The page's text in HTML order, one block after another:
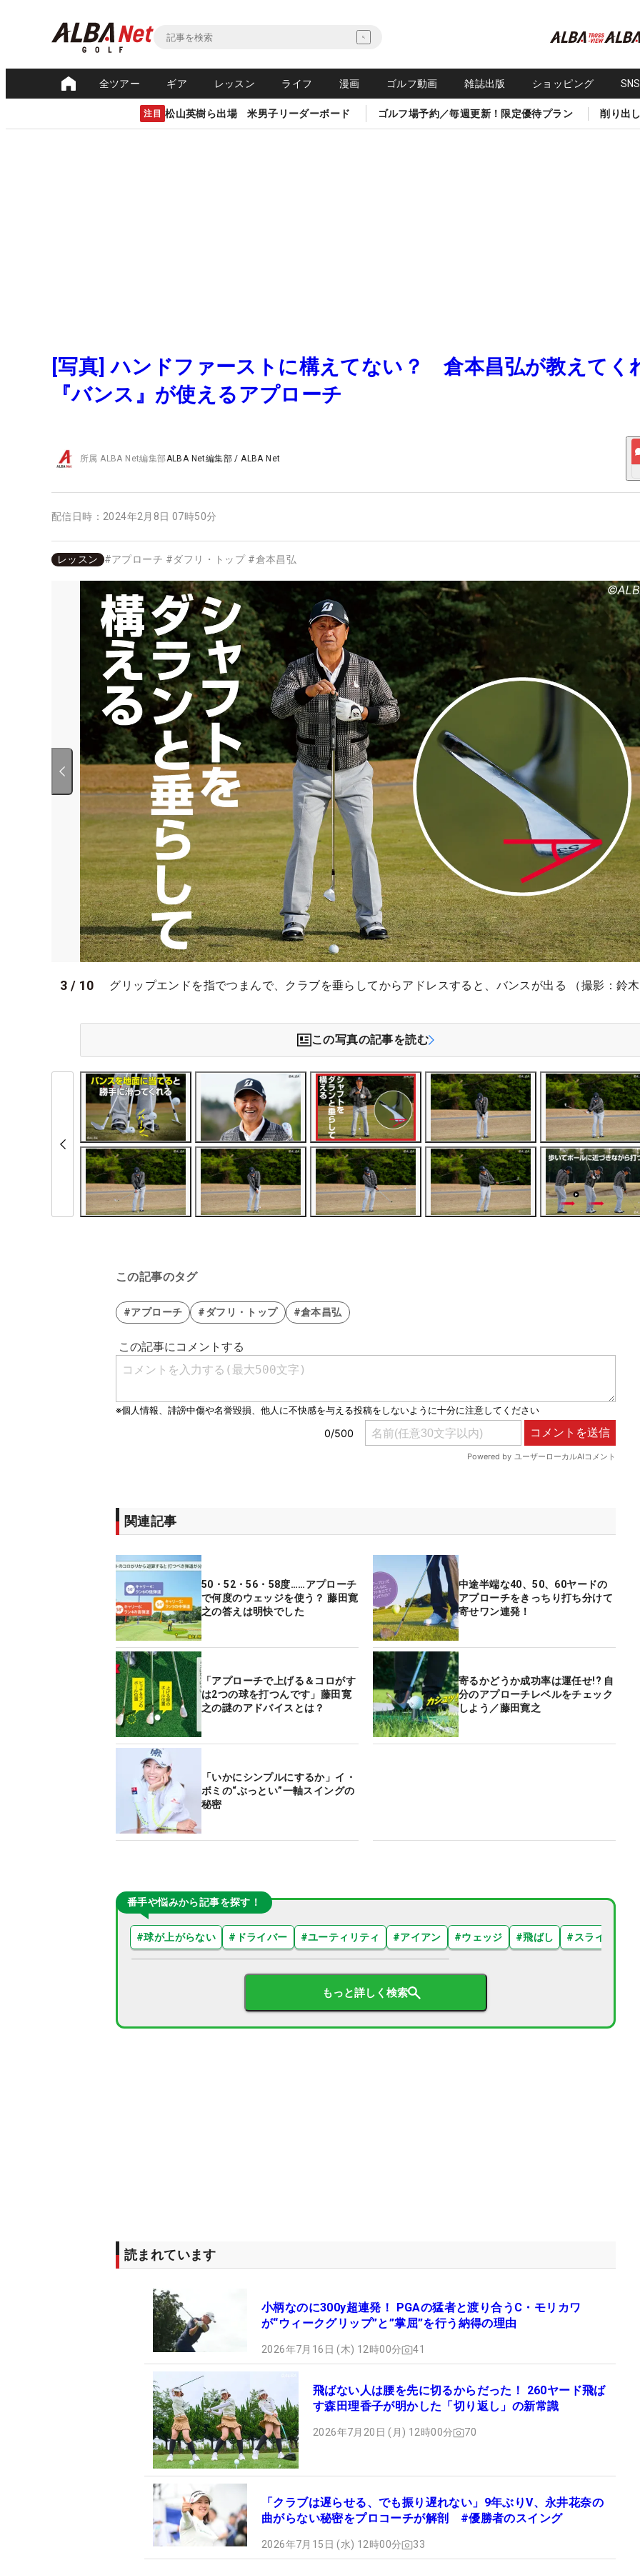
全ツアー ギア レッスン ライフ 漫画 ゴルフ動画 雑誌出版 ショッピング
注目 松山英樹ら出場 米男子リーダーボード ゴルフ場予約／毎週更新！限定優待プラン 削り出
[写真] ハンドファーストに構えてない？ 倉本昌弘が教えてく
『バンス』が使えるアプローチ
所属ALBA Net編集部ALBA Net編集部 /ALBA Net
配信日時： 2024年2月8日 07時50分
レッスン #アプローチ #ダフリ・トップ #倉本昌弘
3 / 10 グリップエンドを指でつまんで、クラブを垂らしてからアドレスすると、バンスが出る （撮影：鈴
この写真の記事を読む
この記事のタグ
#アプローチ #ダフリ・トップ #倉本昌弘
関連記事
50・52・56・58度……アプローチ
で何度のウェッジを使う？ 藤田寛
之の答えは明快でした
中途半端な40、50、60ヤードの
アプローチをきっちり打ち分けて
寄せワン連発！
「アプローチで上げる＆コロがす
は2つの球を打つんです」藤田寛
之の謎のアドバイスとは？
寄るかどうか成功率は運任せ!? 自
分のアプローチレベルをチェック
しよう／藤田寛之
「いかにシンプルにするか」イ・
ボミの“ぶっとい”一軸スイングの
秘密
番手や悩みから記事を探す！
#球が上がらない # ドライバー #ユーティリティ #アイアン #ウェッジ #飛ばし #スライス
もっと詳しく検索
読まれています
小柄なのに300y超連発！ PGAの猛者と渡り合うC・モリカワ
が“ウィークグリップ”と”掌屈”を行う納得の理由
2026年7月16日 (木) 12時00分 41
飛ばない人は腰を先に切るからだった！ 260ヤード飛ば
す森田理香子が明かした「切り返し」の新常識
2026年7月20日 (月) 12時00分 70
「クラブは遅らせる、でも振り遅れない」9年ぶりV、永井花奈の
曲がらない秘密をプロコーチが解剖 #優勝者のスイング
2026年7月15日 (水) 12時00分 33